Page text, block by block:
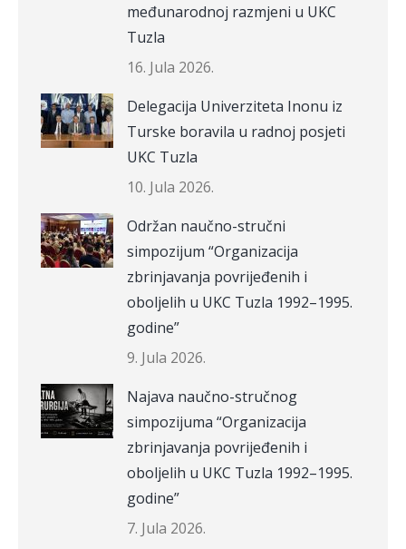
međunarodnoj razmjeni u UKC
Tuzla
16. Jula 2026.
Delegacija Univerziteta Inonu iz
Turske boravila u radnoj posjeti
UKC Tuzla
10. Jula 2026.
Održan naučno-stručni
simpozijum “Organizacija
zbrinjavanja povrijeđenih i
oboljelih u UKC Tuzla 1992–1995.
godine”
9. Jula 2026.
Najava naučno-stručnog
simpozijuma “Organizacija
zbrinjavanja povrijeđenih i
oboljelih u UKC Tuzla 1992–1995.
godine”
7. Jula 2026.